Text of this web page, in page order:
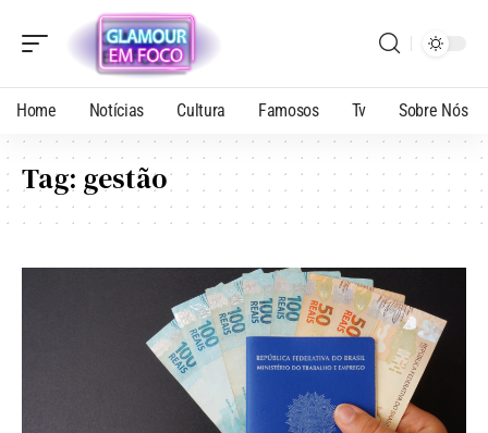
Home Notícias Cultura Famosos Tv Sobre Nós
Tag: gestão